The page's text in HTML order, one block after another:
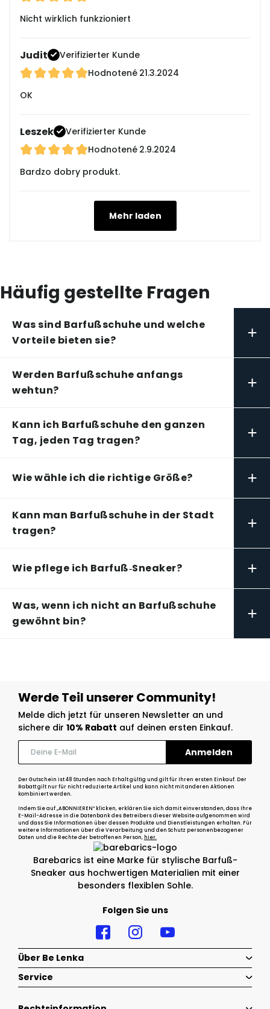
Nicht wirklich funkzioniert
Judit
Verifizierter Kunde
Hodnotené 21.3.2024
OK
Leszek
Verifizierter Kunde
Hodnotené 2.9.2024
Bardzo dobry produkt.
Mehr laden
Häufig gestellte Fragen
Was sind Barfußschuhe und welche
Vorteile bieten sie?
+
Werden Barfußschuhe anfangs
wehtun?
+
Kann ich Barfußschuhe den ganzen
Tag, jeden Tag tragen?
+
Wie wähle ich die richtige Größe? +
Kann man Barfußschuhe in der Stadt
tragen?
+
Wie pflege ich Barfuß‑Sneaker? +
Was, wenn ich nicht an Barfußschuhe
gewöhnt bin?
+
Barebarics ist eine Marke für stylische Barfuß-
Sneaker aus hochwertigen Materialien mit einer
besonders flexiblen Sohle.
Folgen Sie uns
Werde Teil unserer Community!
Melde dich jetzt für unseren Newsletter an und
sichere dir 10% Rabatt auf deinen ersten Einkauf.
Der Gutschein ist 48 Stunden nach Erhalt gültig und gilt für Ihren ersten Einkauf. Der
Rabatt gilt nur für nicht reduzierte Artikel und kann nicht mit anderen Aktionen
kombiniert werden.
Indem Sie auf „ABONNIEREN“ klicken, erklären Sie sich damit einverstanden, dass Ihre
E-Mail-Adresse in die Datenbank des Betreibers dieser Website aufgenommen wird
und dass Sie Informationen über dessen Produkte und Dienstleistungen erhalten. Für
weitere Informationen über die Verarbeitung und den Schutz personenbezogener
Daten und die Rechte der betroffenen Person, hier.
Über Be Lenka
Service